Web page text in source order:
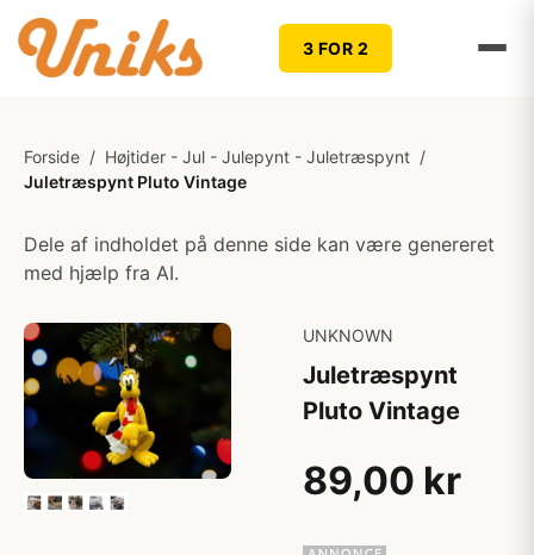
3 FOR 2
Forside / Højtider - Jul - Julepynt - Juletræspynt /
Juletræspynt Pluto Vintage
Dele af indholdet på denne side kan være genereret
med hjælp fra AI.
UNKNOWN
Juletræspynt
Pluto Vintage
89,00 kr